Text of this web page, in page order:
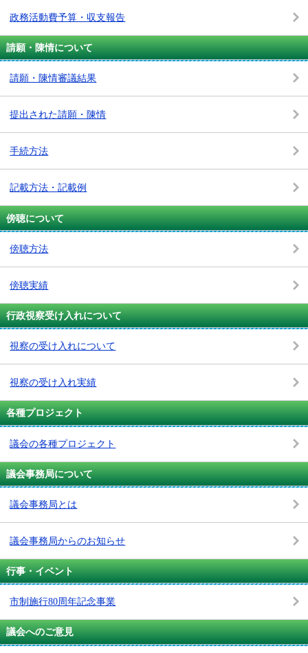
政務活動費予算・収支報告
請願・陳情について
請願・陳情審議結果
提出された請願・陳情
手続方法
記載方法・記載例
傍聴について
傍聴方法
傍聴実績
行政視察受け入れについて
視察の受け入れについて
視察の受け入れ実績
各種プロジェクト
議会の各種プロジェクト
議会事務局について
議会事務局とは
議会事務局からのお知らせ
行事・イベント
市制施行80周年記念事業
議会へのご意見